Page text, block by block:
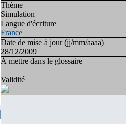
Thème
Simulation
Langue d'écriture
France
Date de mise à jour (jj/mm/aaaa)
28/12/2009
À mettre dans le glossaire
Validité